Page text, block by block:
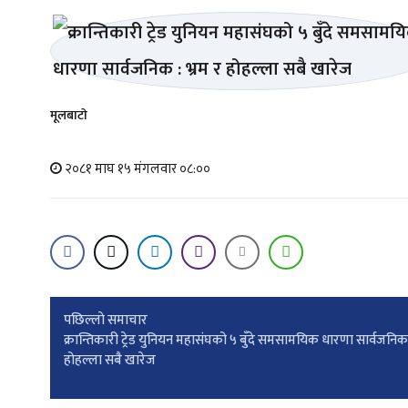
मूलबाटाे
२०८१ माघ १५ मंगलवार ०८:००
Post
navigation
पछिल्लाे समाचार
क्रान्तिकारी ट्रेड युनियन महासंघको ५ बुँदे समसामयिक धारणा सार्वजनिक
होहल्ला सबै खारेज